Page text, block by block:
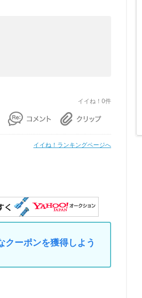
イイね！0件
イイね！ランキングページへ
ーポンを獲得しよう